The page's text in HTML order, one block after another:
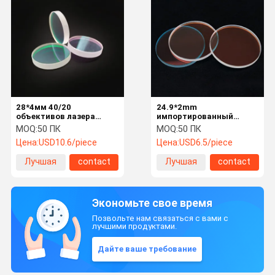
28*4мм 40/20
объективов лазера
кварца оптически для
приставного резака
лазера
MOQ:50 ПК
Цена:USD10.6/piece
Лучшая
contact
24.9*2mm
импортированный
объектив 1064nmAR
лазера кварца JGS1
оптически
MOQ:50 ПК
Цена:USD6.5/piece
Лучшая
contact
Экономьте свое время
Позвольте нам связаться с вами с
лучшими продуктами.
Дайте ваше требование